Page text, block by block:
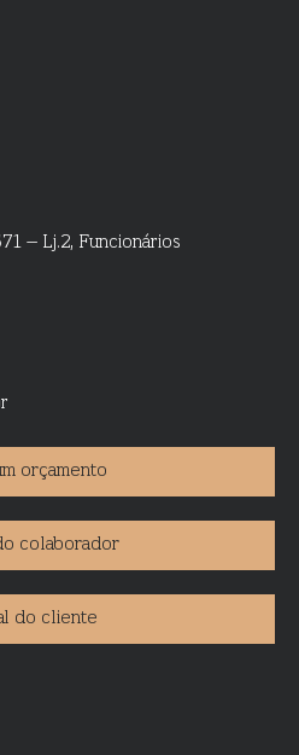
– Lj.2, Funcionários
orçamento
colaborador
do cliente